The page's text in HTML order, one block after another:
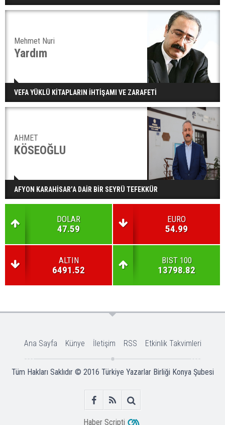
Mehmet Nuri
Yardım
VEFA YÜKLÜ KİTAPLARIN İHTİŞAMI VE ZARAFETİ
AHMET
KÖSEOĞLU
AFYON KARAHİSAR’A DAİR BİR SEYRÜ TEFEKKÜR
DOLAR
47.59
EURO
54.99
ALTIN
6491.52
BIST 100
13798.82
Ana Sayfa Künye İletişim RSS Etkinlik Takvimleri
Tüm Hakları Saklıdır © 2016 Türkiye Yazarlar Birliği Konya Şubesi
Haber Scripti